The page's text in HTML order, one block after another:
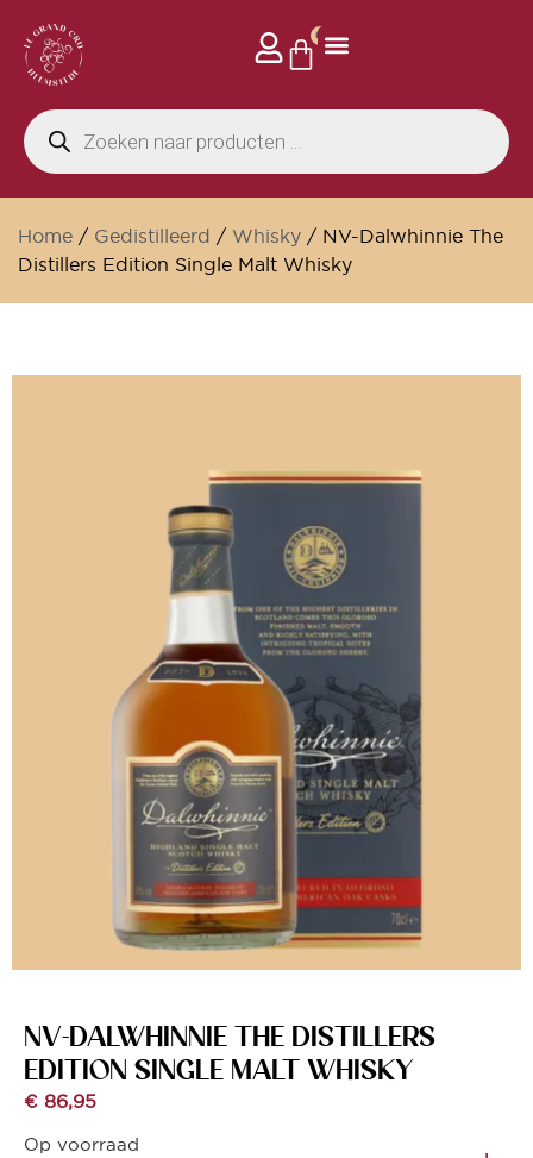
0
Home / Gedistilleerd / Whisky / NV-Dalwhinnie The
Distillers Edition Single Malt Whisky
NV-DALWHINNIE THE DISTILLERS
EDITION SINGLE MALT WHISKY
€ 86,95
Op voorraad